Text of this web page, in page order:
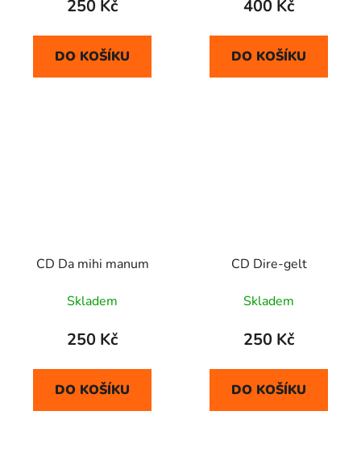
250 Kč
DO KOŠÍKU
400 Kč
DO KOŠÍKU
CD Da mihi manum
Skladem
250 Kč
DO KOŠÍKU
CD Dire-gelt
Skladem
250 Kč
DO KOŠÍKU